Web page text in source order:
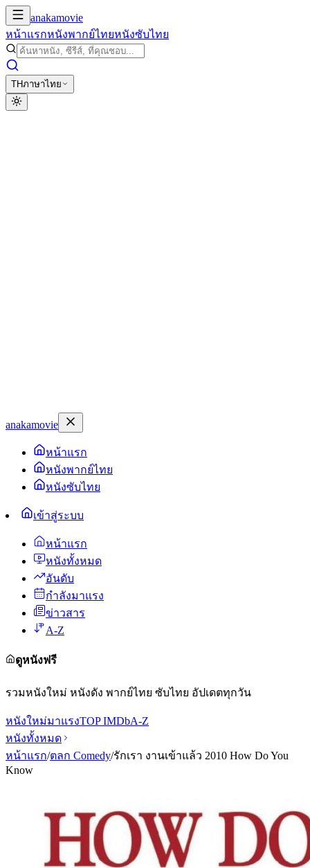
anakamovie
หน้าแรกหนังพากย์ไทยหนังซับไทย
THภาษาไทย
anakamovie
หน้าแรก
หนังพากย์ไทย
หนังซับไทย
เข้าสู่ระบบ
หน้าแรก
หนังทั้งหมด
อันดับ
กำลังมาแรง
ข่าวสาร
A-Z
ดูหนังฟรี
รวมหนังใหม่ หนังดัง พากย์ไทย ซับไทย อัปเดตทุกวัน
หนังใหม่มาแรงTOP IMDbA-Z
หนังทั้งหมด
หน้าแรก/ตลก Comedy/รักเรา งานเข้าแล้ว 2010 How Do You
Know